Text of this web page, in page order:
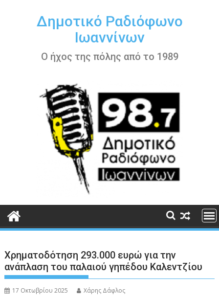
περιεχόμενοΔημοτικό Ραδιόφωνο
Ιωαννίνων
Ο ήχος της πόλης από το 1989
Χρηματοδότηση 293.000 ευρώ για την
ανάπλαση του παλαιού γηπέδου Καλεντζίου
17 Οκτωβρίου 2025 Χάρης Δάφλος